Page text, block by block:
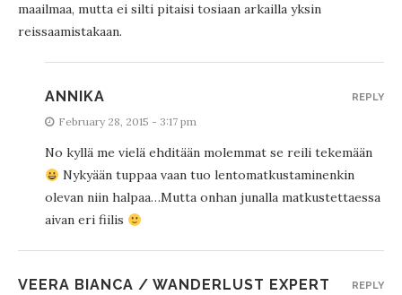
maailmaa, mutta ei silti pitaisi tosiaan arkailla yksin
reissaamistakaan.
ANNIKA
February 28, 2015 - 3:17 pm
No kyllä me vielä ehditään molemmat se reili tekemään
Nykyään tuppaa vaan tuo lentomatkustaminenkin
olevan niin halpaa…Mutta onhan junalla matkustettaessa
aivan eri fiilis
REPLY
VEERA BIANCA / WANDERLUST EXPERT REPLY